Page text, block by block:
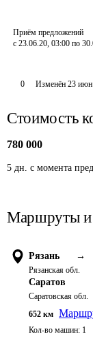
Приём предложений
с 23.06.20, 03:00 по
0 Изменён 23 июн
Стоимость
780 000
5 дн. с момента
Маршруты и
Рязань →
Рязанская обл.
Саратов
Саратовская обл.
652 км
Кол-во машин: 1